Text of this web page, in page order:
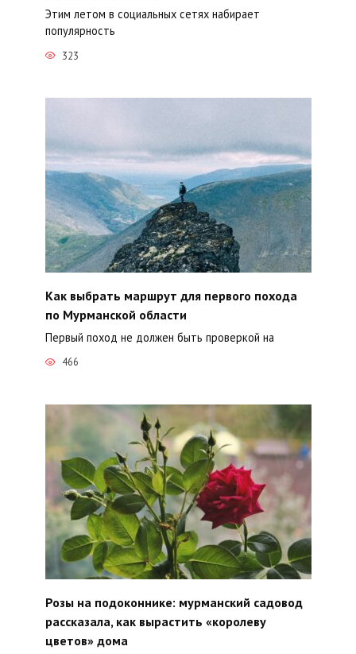
Этим летом в социальных сетях набирает
популярность
323
Как выбрать маршрут для первого похода
по Мурманской области
Первый поход не должен быть проверкой на
466
Розы на подоконнике: мурманский садовод
рассказала, как вырастить «королеву
цветов» дома